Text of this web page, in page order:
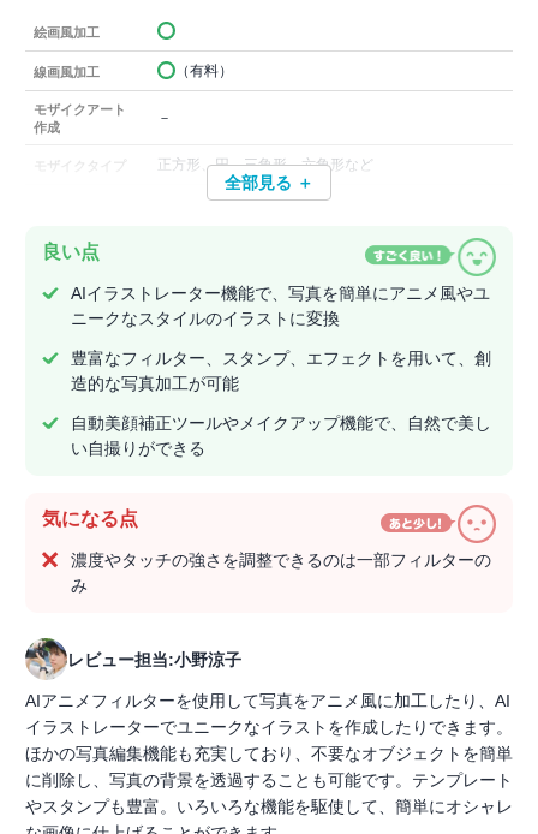
絵画風加工
線画風加工 （有料）
モザイクアート
作成
－
モザイクタイプ 正方形、円、三角形、六角形など
全部見る ＋
良い点
AIイラストレーター機能で、写真を簡単にアニメ風やユ
ニークなスタイルのイラストに変換
豊富なフィルター、スタンプ、エフェクトを用いて、創
造的な写真加工が可能
自動美顔補正ツールやメイクアップ機能で、自然で美し
い自撮りができる
気になる点
濃度やタッチの強さを調整できるのは一部フィルターの
み
レビュー担当:小野涼子
AIアニメフィルターを使用して写真をアニメ風に加工したり、AI
イラストレーターでユニークなイラストを作成したりできます。
ほかの写真編集機能も充実しており、不要なオブジェクトを簡単
に削除し、写真の背景を透過することも可能です。テンプレート
やスタンプも豊富。いろいろな機能を駆使して、簡単にオシャレ